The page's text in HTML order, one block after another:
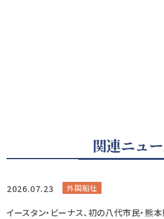
関連ニュ
2026.07.23 外国船社
イースタン・ビーナス、初の八代市民・熊